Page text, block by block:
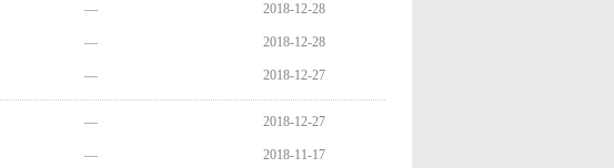
— 2018-12-28
— 2018-12-28
— 2018-12-27
— 2018-12-27
— 2018-11-17